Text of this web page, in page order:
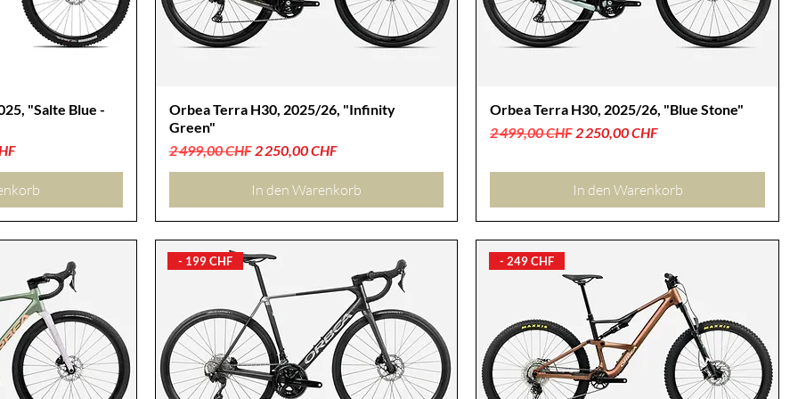
"Salte Blue -
Orbea Terra H30, 2025/26, "Infinity
Green"
Standardpreis
2 499,00 CHF Sale-Preis
2 250,00 CHF
In den Warenkorb
Orbea Terra H30, 2025/26, "Blue Stone"
Standardpreis
2 499,00 CHF Sale-Preis
2 250,00 CHF
In den Warenkorb
- 199 CHF - 249 CHF